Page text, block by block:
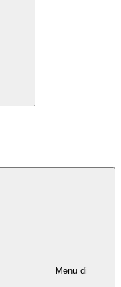
Menu di